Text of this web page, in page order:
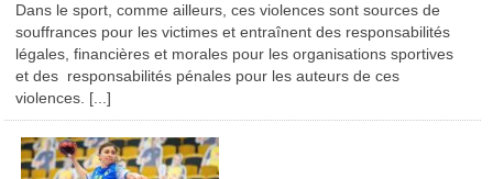
Dans le sport, comme ailleurs, ces violences sont sources de
souffrances pour les victimes et entraînent des responsabilités
légales, financières et morales pour les organisations sportives
et des responsabilités pénales pour les auteurs de ces
violences. [...]